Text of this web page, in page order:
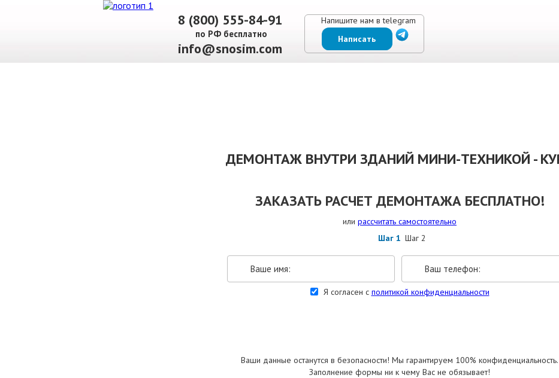
8 (800) 555-84-91
по РФ бесплатно
info@snosim.com
Напишите нам в telegram
Написать
ДЕМОНТАЖ ВНУТРИ ЗДАНИЙ МИНИ-ТЕХНИКОЙ -
ЗАКАЗАТЬ РАСЧЕТ ДЕМОНТАЖА БЕСПЛАТНО!
или рассчитать самостоятельно
Шаг 1 Шаг 2
Я согласен с политикой конфиденциальности
Ваши данные останутся в безопасности! Мы гарантируем 100% конфиденциальность.
Заполнение формы ни к чему Вас не обязывает!